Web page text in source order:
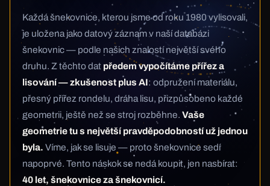
Každá šnekovnice, kterou jsme od roku 1980 vylisovali,
je uložena jako datový záznam v naší databázi
šnekovnic — podle našich znalostí největší svého
druhu. Z těchto dat předem vypočítáme přířez a
lisování — zkušenost plus AI: odpružení materiálu,
přesný přířez rondelu, dráha lisu, přizpůsobeno každé
geometrii, ještě než se stroj rozběhne. Vaše
geometrie tu s největší pravděpodobností už jednou
byla. Víme, jak se lisuje — proto šnekovnice sedí
napoprvé. Tento náskok se nedá koupit, jen nasbírat:
40 let, šnekovnice za šnekovnicí.